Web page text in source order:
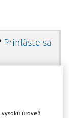
Prihláste sa
len
vysokú úroveň